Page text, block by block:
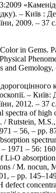
– Київ :
2009. – 37 с.
in Gems.
and
–
2012. – 37 с.
spectra of high
/ Rutstein,
– 56, – pp.
1971 – 56:
O absorption
/ M. nocun,
– pp.
defect